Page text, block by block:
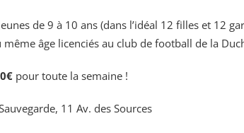
de 9 à 10 ans (dans l’idéal 12 filles et 12
même âge licenciés au club de football de la
pour toute la semaine !
11 Av. des Sources